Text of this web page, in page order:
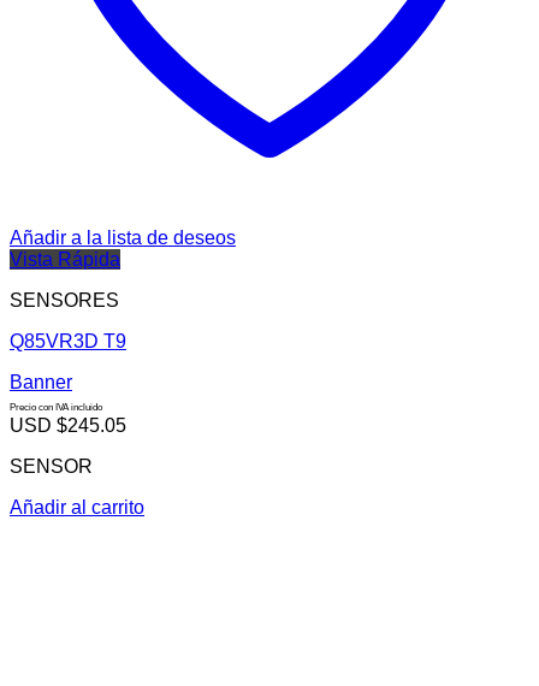
Añadir a la lista de deseos
Vista Rápida
SENSORES
Q85VR3D T9
Banner
Precio con IVA incluido
USD $245.05
SENSOR
Añadir al carrito